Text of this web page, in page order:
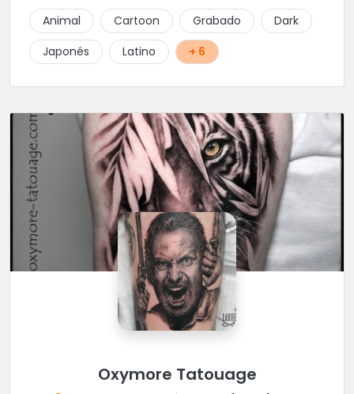
Animal Cartoon Grabado
Dark
Japonés
Latino + 6
Oxymore Tatouage